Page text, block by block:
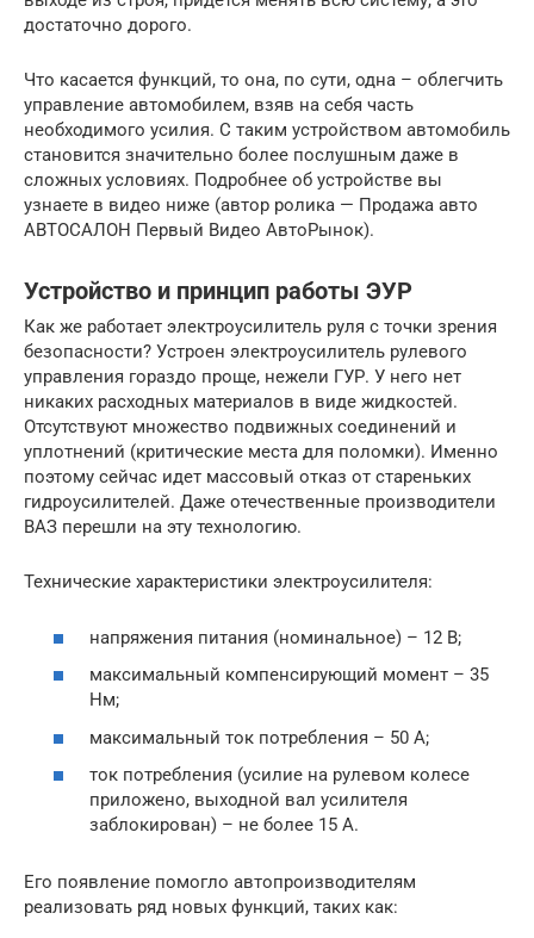
достаточно дорого.
Что касается функций, то она, по сути, одна – облегчить
управление автомобилем, взяв на себя часть
необходимого усилия. С таким устройством автомобиль
становится значительно более послушным даже в
сложных условиях. Подробнее об устройстве вы
узнаете в видео ниже (автор ролика — Продажа авто
АВТОСАЛОН Первый Видео АвтоРынок).
Устройство и принцип работы ЭУР
Как же работает электроусилитель руля с точки зрения
безопасности? Устроен электроусилитель рулевого
управления гораздо проще, нежели ГУР. У него нет
никаких расходных материалов в виде жидкостей.
Отсутствуют множество подвижных соединений и
уплотнений (критические места для поломки). Именно
поэтому сейчас идет массовый отказ от стареньких
гидроусилителей. Даже отечественные производители
ВАЗ перешли на эту технологию.
Технические характеристики электроусилителя:
напряжения питания (номинальное) – 12 В;
максимальный компенсирующий момент – 35
Нм;
максимальный ток потребления – 50 А;
ток потребления (усилие на рулевом колесе
приложено, выходной вал усилителя
заблокирован) – не более 15 А.
Его появление помогло автопроизводителям
реализовать ряд новых функций, таких как: